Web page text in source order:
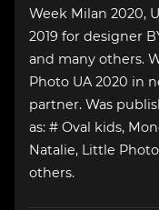
Week Milan 2020,
2019 for designer
and many others.
Photo UA 2020 in
partner. Was
as: # Oval kids,
Natalie, Little
others.